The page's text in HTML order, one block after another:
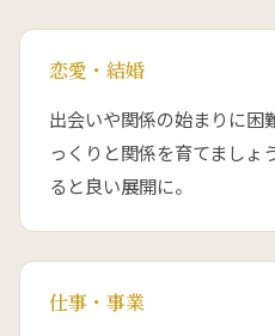
恋愛・結婚
出会いや関係の始まりに困
っくりと関係を育てましょ
ると良い展開に。
仕事・事業